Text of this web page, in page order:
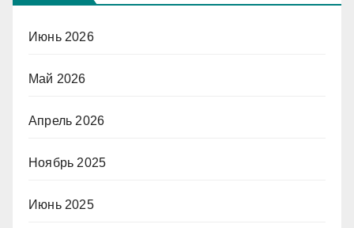
Июнь 2026
Май 2026
Апрель 2026
Ноябрь 2025
Июнь 2025